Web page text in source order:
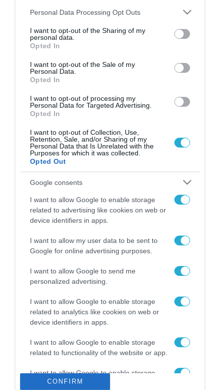
Please note that this website/app uses one or more Google
not limited to your visit or usage behaviour. You may click to
grant or deny consent to Google and its third-party tags to
use your data for below specified purposes in below Google
consent section.
Personal Data Processing Opt Outs
I want to opt-out of the Sharing of my
personal data.
Opted In
I want to opt-out of the Sale of my
Personal Data.
Opted In
I want to opt-out of processing my
Personal Data for Targeted Advertising.
Opted In
I want to opt-out of Collection, Use,
Retention, Sale, and/or Sharing of my
Personal Data that Is Unrelated with the
Purposes for which it was collected.
Opted Out
Google consents
I want to allow Google to enable storage
related to advertising like cookies on web or
device identifiers in apps.
I want to allow my user data to be sent to
Google for online advertising purposes.
I want to allow Google to send me
personalized advertising.
I want to allow Google to enable storage
related to analytics like cookies on web or
device identifiers in apps.
I want to allow Google to enable storage
related to functionality of the website or app.
I want to allow Google to enable storage
related to personalization.
CONFIRM
ΡΟΗ ΕΙΔΗΣΕΩΝ
Το χρηματοδοτούμενο
από την ΕΕ έργο “The
Gaming Police”
ενισχύει την ασφάλεια
των παιδιών στο
31.07.2026
ΑΑΔΕ: Διευκρινίσεις
για τα πρόστιμα σε
παραβάσεις που
31.07.2026
Τεχνητή Νοημοσύνη
δεν είναι απλώς μια
νέα τεχνολογία, είναι
επανάσταση»
31.07.2026
Νέος οδηγός του ΕΚΤ
για τη χρηματοδότηση
των ελληνικών
επιχειρήσεων στον
χώρο της άμυνας